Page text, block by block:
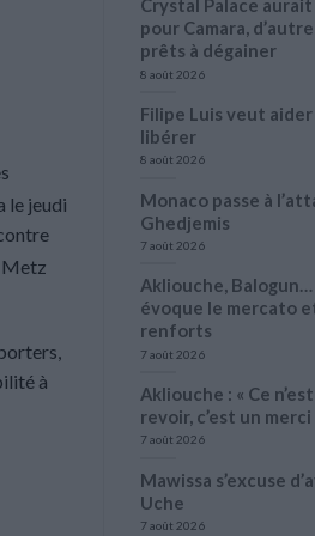
le jeudi
Metz
à
Crystal Palace
pour Camara,
prêts à dégainer
8 août 2026
Filipe Luis veut
libérer
8 août 2026
Monaco passe à
Ghedjemis
7 août 2026
Akliouche, Balogun…
évoque le mercato
renforts
7 août 2026
Akliouche : « Ce
revoir, c’est un merci
7 août 2026
Mawissa s’excuse
Uche
7 août 2026